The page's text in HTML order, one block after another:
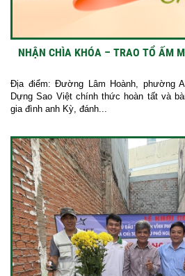
NHẬN CHÌA KHÓA – TRAO TỔ ẤM
Địa điểm: Đường Lâm Hoành, phường
Dựng Sao Việt chính thức hoàn tất và
gia đình anh Kỳ, đánh...